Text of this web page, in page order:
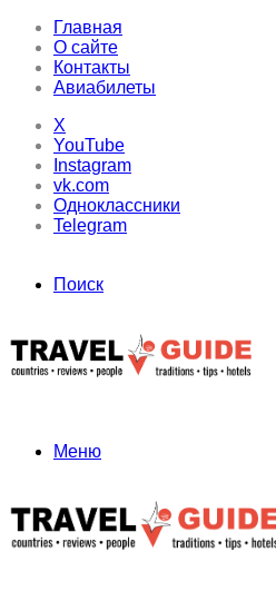
Главная
О сайте
Контакты
Авиабилеты
X
YouTube
Instagram
vk.com
Одноклассники
Telegram
Поиск
Меню